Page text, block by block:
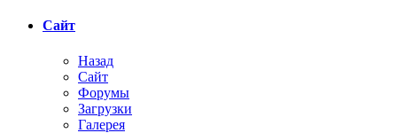
Сайт
Назад
Сайт
Форумы
Загрузки
Галерея